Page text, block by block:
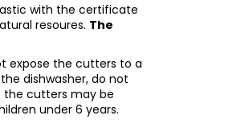
with the certificate
resoures. The
expose the cutters to a
dishwasher, do not
the cutters may be
under 6 years.